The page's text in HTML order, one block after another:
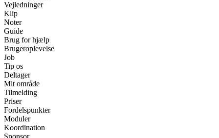
Vejledninger
Klip
Noter
Guide
Brug for hjælp
Brugeroplevelse
Job
Tip os
Deltager
Mit område
Tilmelding
Priser
Fordelspunkter
Moduler
Koordination
Sponsor